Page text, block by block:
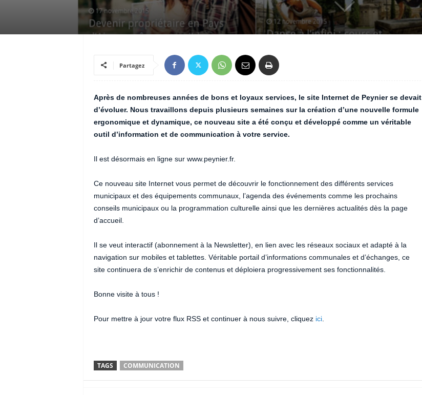
Partagez
Après de nombreuses années de bons et loyaux services, le site Internet de Peynier se devait
d’évoluer. Nous travaillons depuis plusieurs semaines sur la création d’une nouvelle formule
ergonomique et dynamique, ce nouveau site a été conçu et développé comme un véritable
outil d’information et de communication à votre service.
Il est désormais en ligne sur www.peynier.fr.
Ce nouveau site Internet vous permet de découvrir le fonctionnement des différents services
municipaux et des équipements communaux, l’agenda des événements comme les prochains
conseils municipaux ou la programmation culturelle ainsi que les dernières actualités dès la page
d’accueil.
Il se veut interactif (abonnement à la Newsletter), en lien avec les réseaux sociaux et adapté à la
navigation sur mobiles et tablettes. Véritable portail d’informations communales et d’échanges, ce
site continuera de s’enrichir de contenus et déploiera progressivement ses fonctionnalités.
Bonne visite à tous !
Pour mettre à jour votre flux RSS et continuer à nous suivre, cliquez ici.
TAGS COMMUNICATION